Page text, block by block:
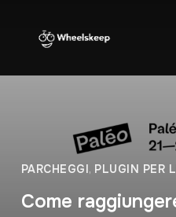
PARCHEGGI, PLUGIN PER
Come